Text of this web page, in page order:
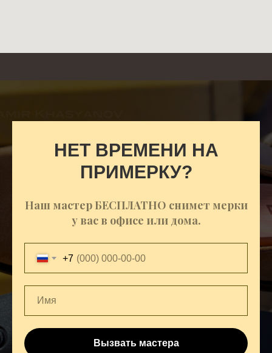
НЕТ ВРЕМЕНИ НА
ПРИМЕРКУ?
Наш мастер БЕСПЛАТНО снимет мерки
у вас в офисе или дома.
+7
Вызвать мастера